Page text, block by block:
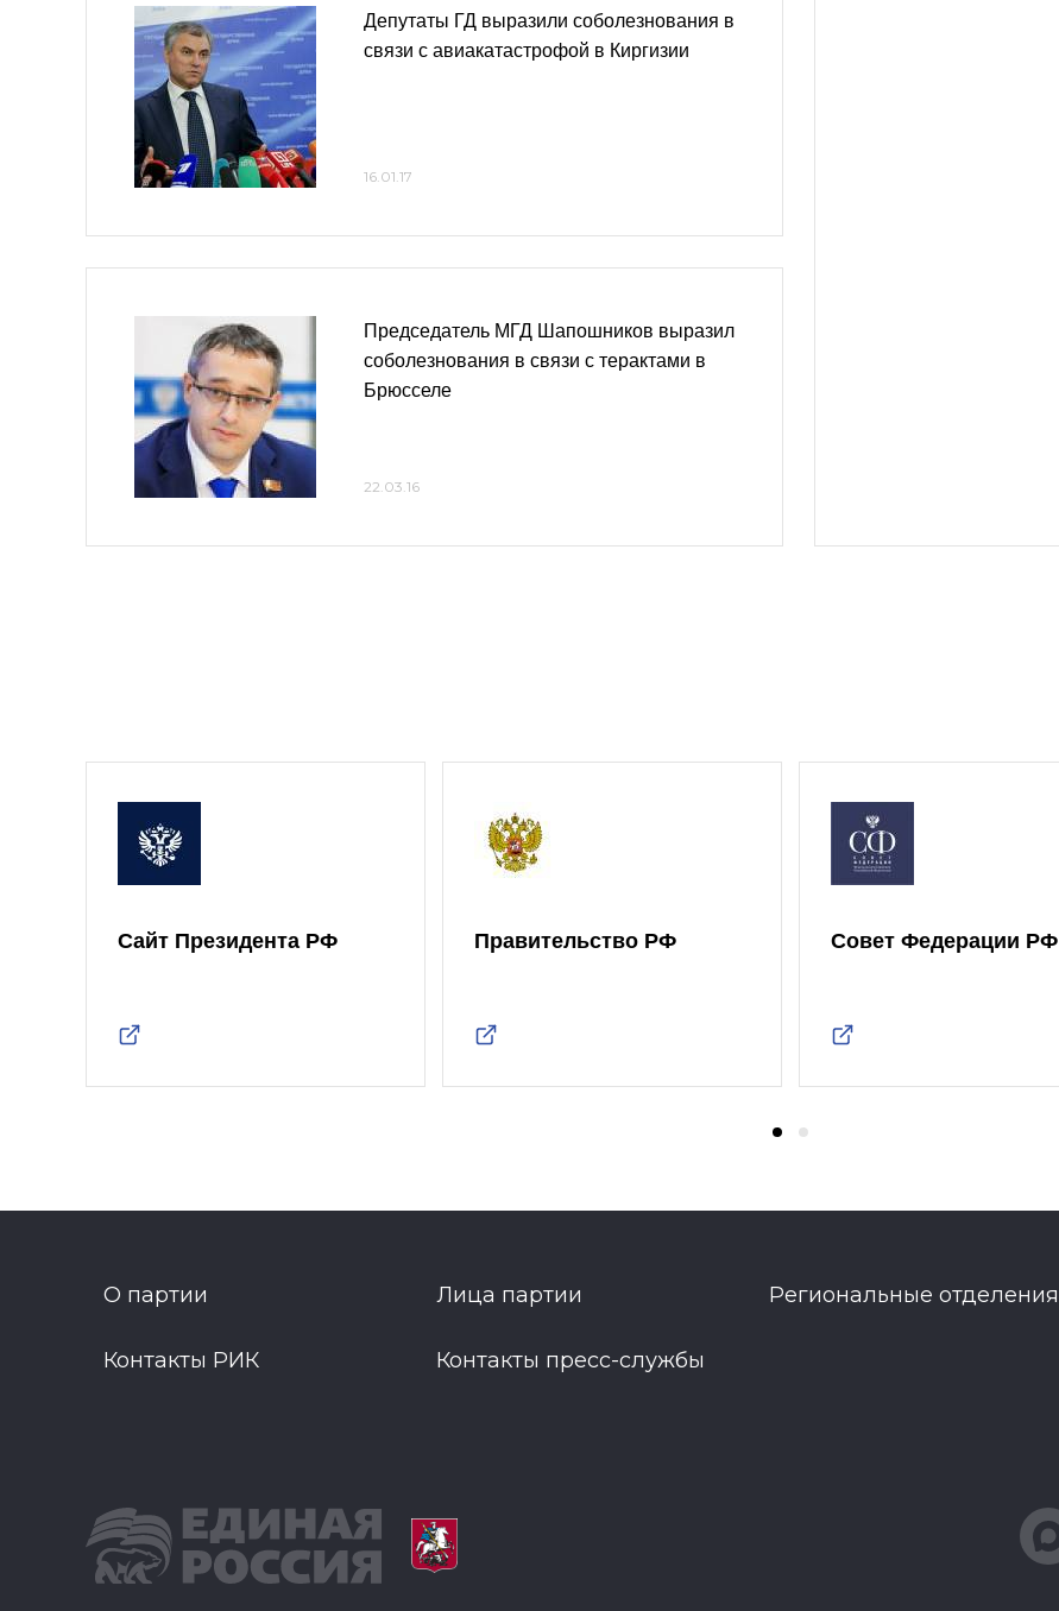
Депутаты ГД выразили соболезнования в
связи с авиакатастрофой в Киргизии
16.01.17
Председатель МГД Шапошников выразил
соболезнования в связи с терактами в
Брюсселе
22.03.16
Сайт Президента РФ Правительство РФ Совет Федерации РФ
О партии Лица партии Региональные отделения
Контакты РИК Контакты пресс-службы